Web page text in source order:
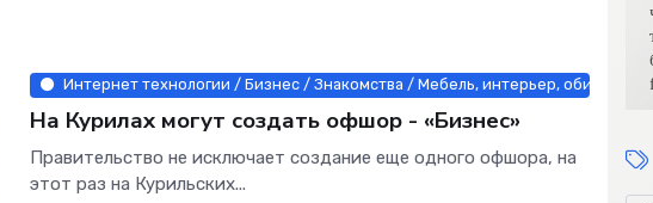
Интернет технологии / Бизнес / Знакомства / Мебель, интерьер, обиход /
На Курилах могут создать офшор - «Бизнес»
Правительство не исключает создание еще одного офшора, на
этот раз на Курильских...